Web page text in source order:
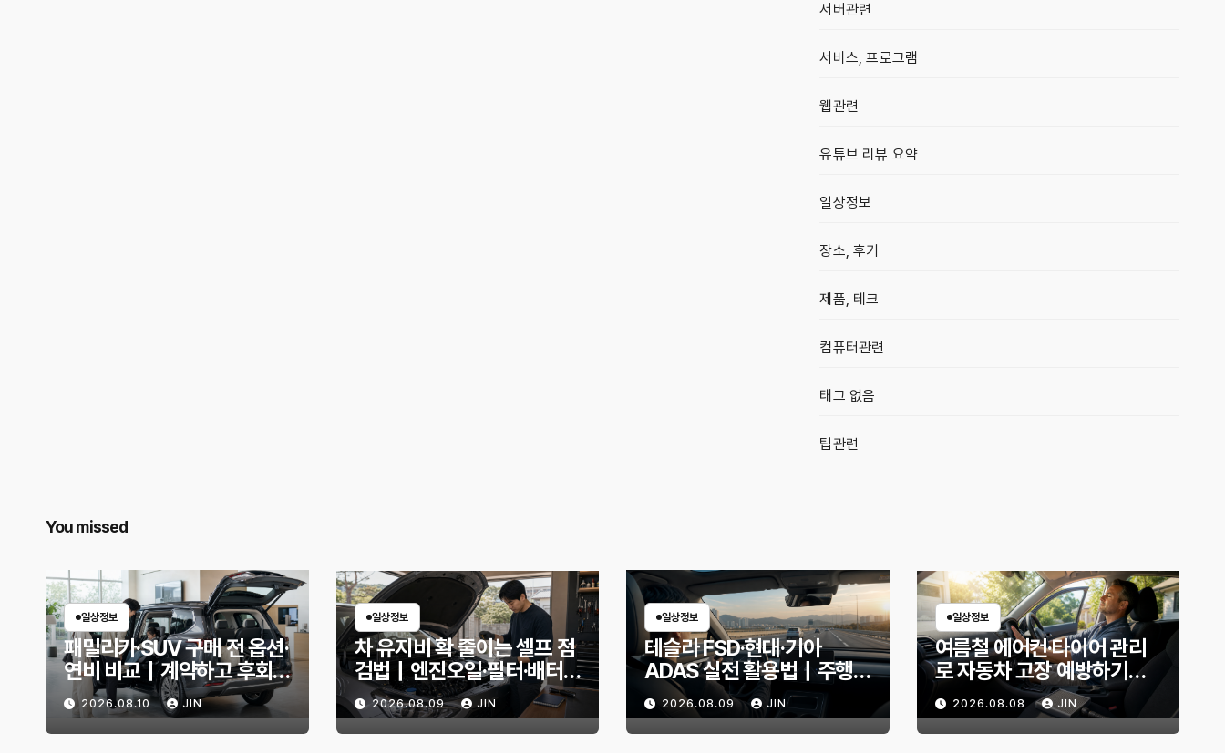
서버관련
서비스, 프로그램
웹관련
유튜브 리뷰 요약
일상정보
장소, 후기
제품, 테크
컴퓨터관련
태그 없음
팁관련
You missed
일상정보
패밀리카·SUV 구매 전 옵션·
연비 비교｜계약하고 후회
하지 않으려면 무엇을 확인
해야 할까?
2026.08.10 JIN
일상정보
차 유지비 확 줄이는 셀프 점
검법｜엔진오일·필터·배터
리, 교체 전 무엇을 확인할
까?2026.08.09 JIN
일상정보
테슬라 FSD·현대·기아
ADAS 실전 활용법｜주행
보조를 제대로 쓰면 무엇이
달라질까?
2026.08.09 JIN
일상정보
여름철 에어컨·타이어 관리
로 자동차 고장 예방하기｜
10분 점검 루틴, 무엇부터 확
인할까?
2026.08.08 JIN